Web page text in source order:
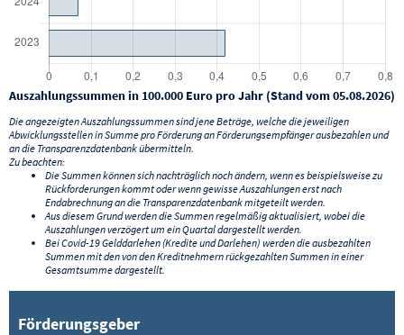
Auszahlungssummen in 100.000 Euro pro Jahr (Stand vom 05.08.2026)
Die angezeigten Auszahlungssummen sind jene Beträge, welche die jeweiligen
Abwicklungsstellen in Summe pro Förderung an Förderungsempfänger ausbezahlen und
an die Transparenzdatenbank übermitteln.
Zu beachten:
Die Summen können sich nachträglich noch ändern, wenn es beispielsweise zu
Rückforderungen kommt oder wenn gewisse Auszahlungen erst nach
Endabrechnung an die Transparenzdatenbank mitgeteilt werden.
Aus diesem Grund werden die Summen regelmäßig aktualisiert, wobei die
Auszahlungen verzögert um ein Quartal dargestellt werden.
Bei Covid-19 Gelddarlehen (Kredite und Darlehen) werden die ausbezahlten
Summen mit den von den Kreditnehmern rückgezahlten Summen in einer
Gesamtsumme dargestellt.
Förderungsgeber